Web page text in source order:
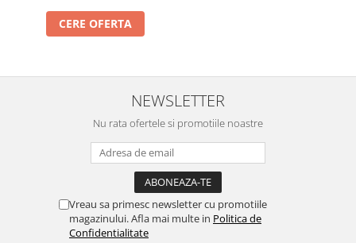
CERE OFERTA
NEWSLETTER
Nu rata ofertele si promotiile noastre
Vreau sa primesc newsletter cu promotiile
magazinului. Afla mai multe in Politica de
Confidentialitate